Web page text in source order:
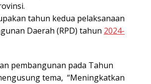
tahun kedua pelaksanaan
Daerah (RPD) tahun 2024-
pembangunan pada Tahun
tema, “Meningkatkan